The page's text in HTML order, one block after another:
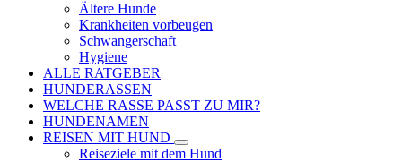
Ältere Hunde
Krankheiten vorbeugen
Schwangerschaft
Hygiene
ALLE RATGEBER
HUNDERASSEN
WELCHE RASSE PASST ZU MIR?
HUNDENAMEN
REISEN MIT HUND
Reiseziele mit dem Hund